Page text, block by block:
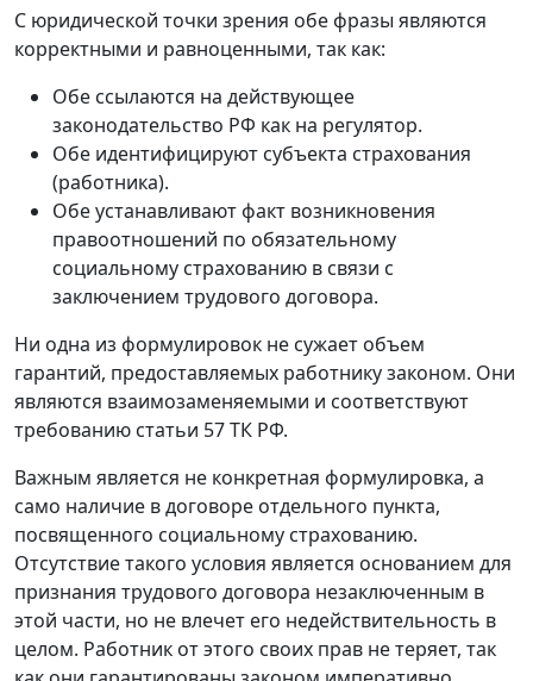
С юридической точки зрения обе фразы являются
корректными и равноценными, так как:
Обе ссылаются на действующее
законодательство РФ как на регулятор.
Обе идентифицируют субъекта страхования
(работника).
Обе устанавливают факт возникновения
правоотношений по обязательному
социальному страхованию в связи с
заключением трудового договора.
Ни одна из формулировок не сужает объем
гарантий, предоставляемых работнику законом. Они
являются взаимозаменяемыми и соответствуют
требованию статьи 57 ТК РФ.
Важным является не конкретная формулировка, а
само наличие в договоре отдельного пункта,
посвященного социальному страхованию.
Отсутствие такого условия является основанием для
признания трудового договора незаключенным в
этой части, но не влечет его недействительность в
целом. Работник от этого своих прав не теряет, так